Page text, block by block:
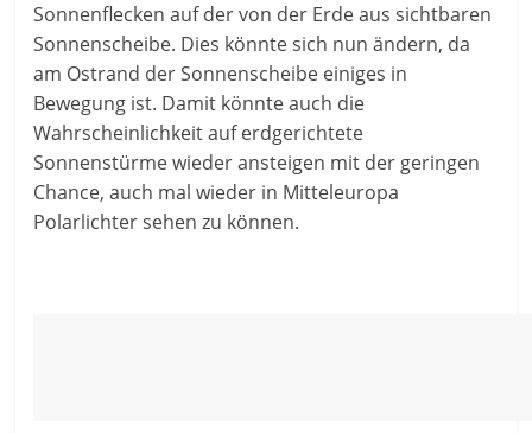
Sonnenflecken auf der von der Erde aus sichtbaren
Sonnenscheibe. Dies könnte sich nun ändern, da
am Ostrand der Sonnenscheibe einiges in
Bewegung ist. Damit könnte auch die
Wahrscheinlichkeit auf erdgerichtete
Sonnenstürme wieder ansteigen mit der geringen
Chance, auch mal wieder in Mitteleuropa
Polarlichter sehen zu können.